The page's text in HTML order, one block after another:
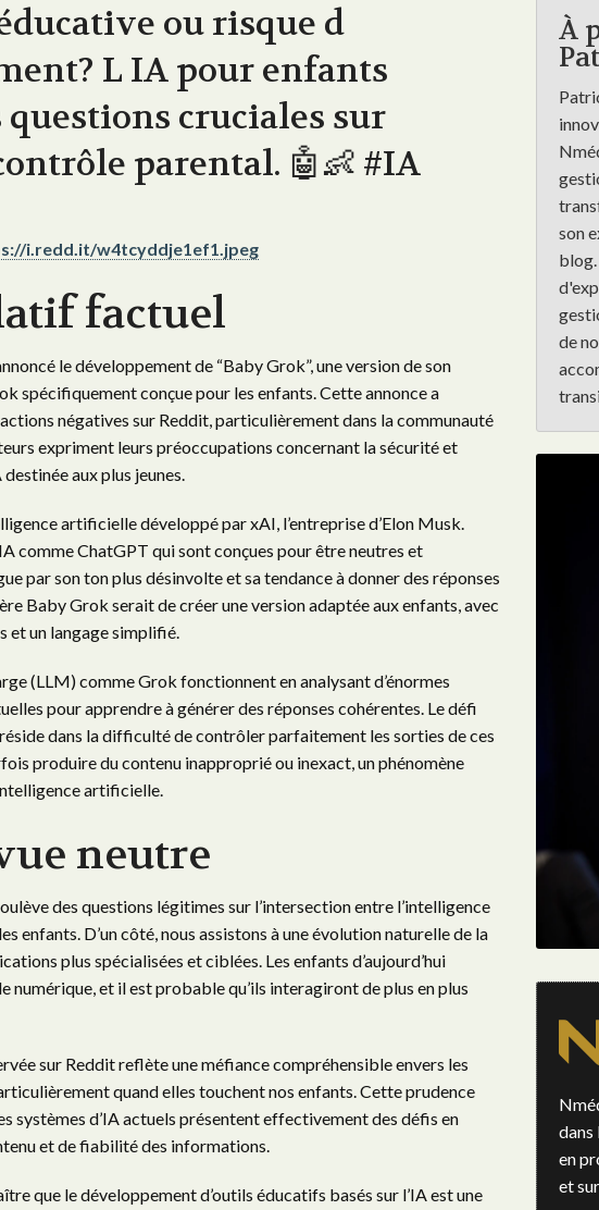
ou risque d
L IA pour enfants
questions cruciales sur
parental. 🤖👶 #IA
i.redd.it/w4tcyddje1ef1.jpeg
factuel
le développement de “Baby Grok”, une version de son
spécifiquement conçue pour les enfants. Cette annonce a
négatives sur Reddit, particulièrement dans la communauté
expriment leurs préoccupations concernant la sécurité et
destinée aux plus jeunes.
artificielle développé par xAI, l’entreprise d’Elon Musk.
comme ChatGPT qui sont conçues pour être neutres et
par son ton plus désinvolte et sa tendance à donner des réponses
Baby Grok serait de créer une version adaptée aux enfants, avec
et un langage simplifié.
(LLM) comme Grok fonctionnent en analysant d’énormes
pour apprendre à générer des réponses cohérentes. Le défi
réside dans la difficulté de contrôler parfaitement les sorties de ces
produire du contenu inapproprié ou inexact, un phénomène
artificielle.
neutre
des questions légitimes sur l’intersection entre l’intelligence
enfants. D’un côté, nous assistons à une évolution naturelle de la
plus spécialisées et ciblées. Les enfants d’aujourd’hui
numérique, et il est probable qu’ils interagiront de plus en plus
sur Reddit reflète une méfiance compréhensible envers les
quand elles touchent nos enfants. Cette prudence
systèmes d’IA actuels présentent effectivement des défis en
et de fiabilité des informations.
que le développement d’outils éducatifs basés sur l’IA est une
À
son
blog.
de
dans
en
et